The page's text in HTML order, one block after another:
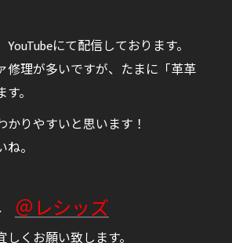
にて配信しております。
修理が多いですが、たまに「革革
。
かりやすいと思います！
。
＠レシッズ
くお願い致します。